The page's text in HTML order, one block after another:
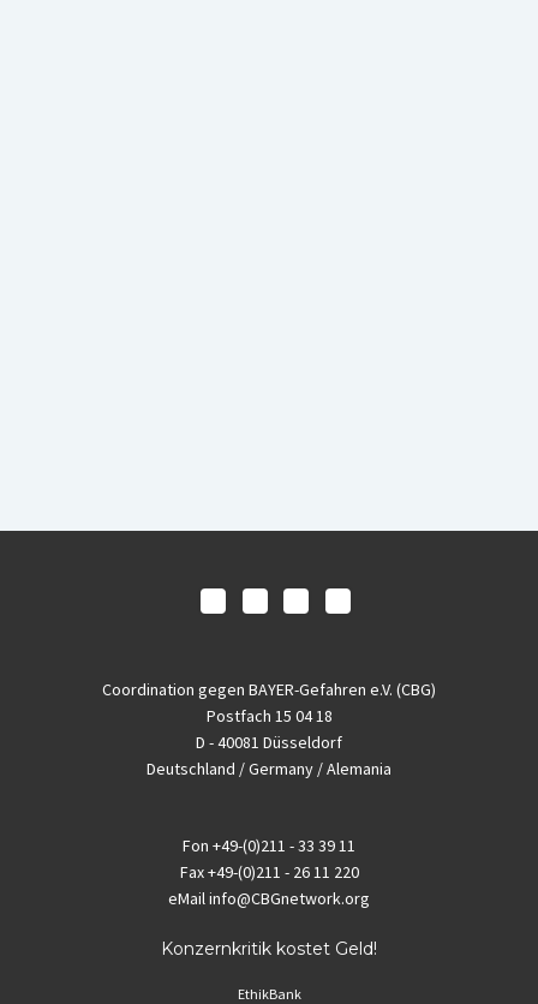
Coordination gegen BAYER-Gefahren e.V. (CBG)
Postfach 15 04 18
D - 40081 Düsseldorf
Deutschland / Germany / Alemania
Fon +49-(0)211 - 33 39 11
Fax+49-(0)211 - 26 11 220
eMailinfo@CBGnetwork.org
Konzernkritik kostet Geld!
EthikBank